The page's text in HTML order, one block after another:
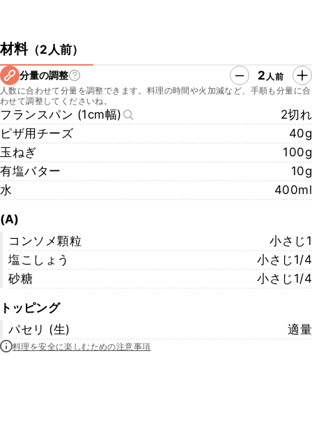
材料（2人前）
分量の調整 2 人前
人数に合わせて分量を調整できます。料理の時間や火加減など、手順も分量に合
わせて調整してくださいね。
フランスパン (1cm幅)
2切れ
ピザ用チーズ
40g
玉ねぎ
100g
有塩バター
10g
水
400ml
(A)
コンソメ顆粒
小さじ1
塩こしょう
小さじ1/4
砂糖
小さじ1/4
トッピング
パセリ (生)
適量
料理を安全に楽しむための注意事項